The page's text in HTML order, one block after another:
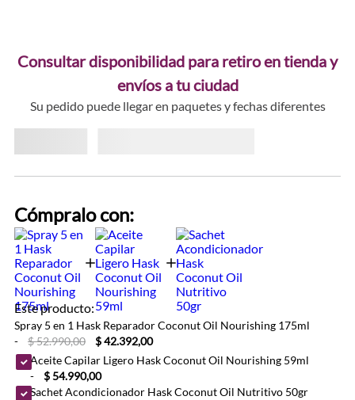
Consultar disponibilidad para retiro en tienda y
envíos a tu ciudad
Su pedido puede llegar en paquetes y fechas diferentes
Cómpralo con:
Este producto:
Spray 5 en 1 Hask Reparador Coconut Oil Nourishing 175ml
-
$ 52.990,00
$ 42.392,00
Aceite Capilar Ligero Hask Coconut Oil Nourishing 59ml
-
$ 54.990,00
Sachet Acondicionador Hask Coconut Oil Nutritivo 50gr